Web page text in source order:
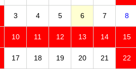
3 4 5 6 7 8
10 11 12 13 14 15
17 18 19 20 21 22